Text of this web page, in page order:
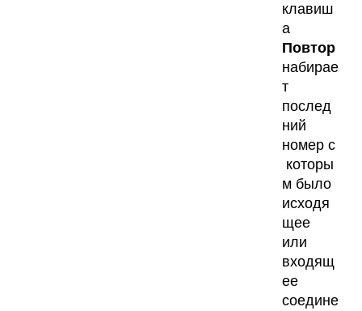
клавиш
а
Повтор
набирае
т
послед
ний
номер с
которы
м было
исходя
щее
или
входящ
ее
соедине